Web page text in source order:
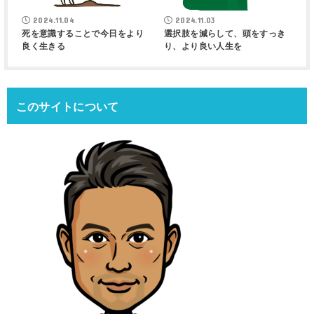
2024.11.04
死を意識することで今日をより
良く生きる
2024.11.03
選択肢を減らして、頭をすっき
り、より良い人生を
このサイトについて